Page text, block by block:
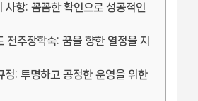
사항: 꼼꼼한 확인으로 성공적인
전주장학숙: 꿈을 향한 열정을 지
정: 투명하고 공정한 운영을 위한